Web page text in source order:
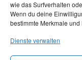
wie das Surfverhalten
Wenn du deine
bestimmte Merkmale
Dienste verwalten